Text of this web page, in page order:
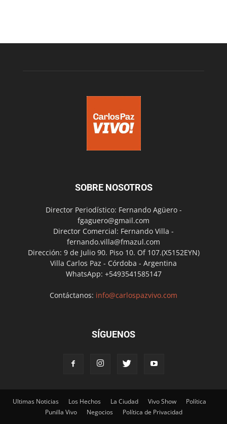
SOBRE NOSOTROS
Director Periodístico: Fernando Agüero -
fgaguero@gmail.com
Director Comercial: Fernando Villa -
fernando.villa@fmazul.com
Dirección: 9 de Julio 90. Piso 10. Of 107.(X5152EYN)
Villa Carlos Paz - Córdoba - Argentina
WhatsApp: +5493541585147
Contáctanos: info@carlospazvivo.com
SÍGUENOS
Ultimas Noticias Los Hechos La Ciudad Vivo Show
Política
Punilla Vivo
Negocios Política de Privacidad